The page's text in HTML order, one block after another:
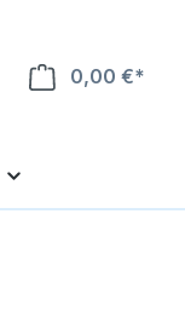
0,00 €*